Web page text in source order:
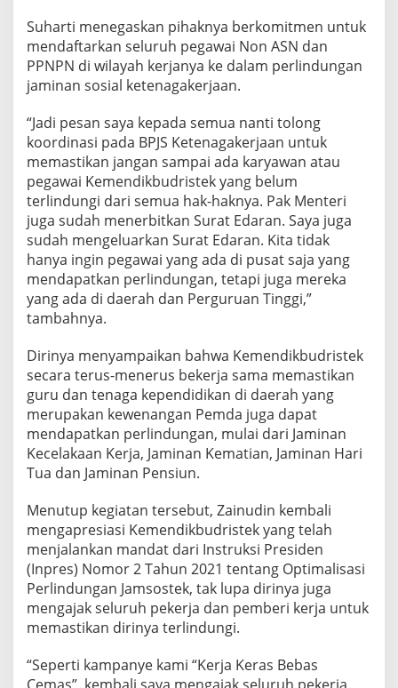
e
e
n
a
a
k
e
r
j
a
a
n
Suharti menegaskan pihaknya berkomitmen untuk
mendaftarkan seluruh pegawai Non ASN dan
PPNPN di wilayah kerjanya ke dalam perlindungan
jaminan sosial ketenagakerjaan.
“Jadi pesan saya kepada semua nanti tolong
koordinasi pada BPJS Ketenagakerjaan untuk
memastikan jangan sampai ada karyawan atau
pegawai Kemendikbudristek yang belum
terlindungi dari semua hak-haknya. Pak Menteri
juga sudah menerbitkan Surat Edaran. Saya juga
sudah mengeluarkan Surat Edaran. Kita tidak
hanya ingin pegawai yang ada di pusat saja yang
mendapatkan perlindungan, tetapi juga mereka
yang ada di daerah dan Perguruan Tinggi,”
tambahnya.
Dirinya menyampaikan bahwa Kemendikbudristek
secara terus-menerus bekerja sama memastikan
guru dan tenaga kependidikan di daerah yang
merupakan kewenangan Pemda juga dapat
mendapatkan perlindungan, mulai dari Jaminan
Kecelakaan Kerja, Jaminan Kematian, Jaminan Hari
Tua dan Jaminan Pensiun.
Menutup kegiatan tersebut, Zainudin kembali
mengapresiasi Kemendikbudristek yang telah
menjalankan mandat dari Instruksi Presiden
(Inpres) Nomor 2 Tahun 2021 tentang Optimalisasi
Perlindungan Jamsostek, tak lupa dirinya juga
mengajak seluruh pekerja dan pemberi kerja untuk
memastikan dirinya terlindungi.
“Seperti kampanye kami “Kerja Keras Bebas